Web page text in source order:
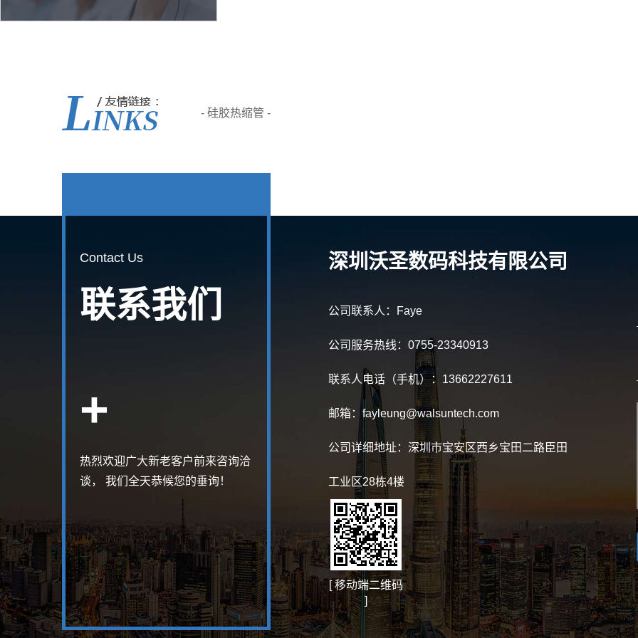
- 硅胶热缩管 -
Contact Us
联系我们
+
热烈欢迎广大新老客户前来咨询洽
谈， 我们全天恭候您的垂询！
深圳沃圣数码科技有限公司
公司联系人：Faye
公司服务热线：0755-23340913
联系人电话（手机）：13662227611
邮箱：fayleung@walsuntech.com
公司详细地址：深圳市宝安区西乡宝田二路臣田
工业区28栋4楼
[ 移动端二维码
]